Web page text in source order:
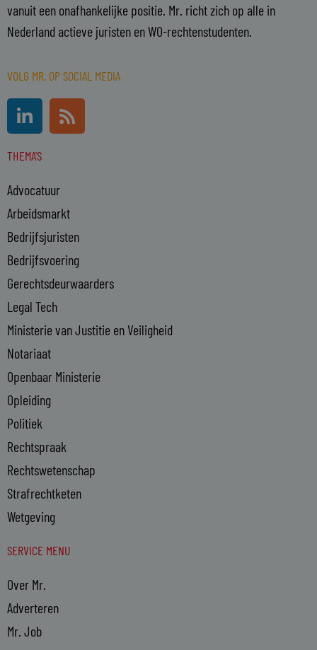
vanuit een onafhankelijke positie. Mr. richt zich op alle in
Nederland actieve juristen en WO-rechtenstudenten.
VOLG MR. OP SOCIAL MEDIA
L
i
k
d
i
n
-
i
n
R
s
THEMA'S
Advocatuur
Arbeidsmarkt
Bedrijfsjuristen
Bedrijfsvoering
Gerechtsdeurwaarders
Legal Tech
Ministerie van Justitie en Veiligheid
Notariaat
Openbaar Ministerie
Opleiding
Politiek
Rechtspraak
Rechtswetenschap
Strafrechtketen
Wetgeving
SERVICE MENU
Over Mr.
Adverteren
Mr. Job